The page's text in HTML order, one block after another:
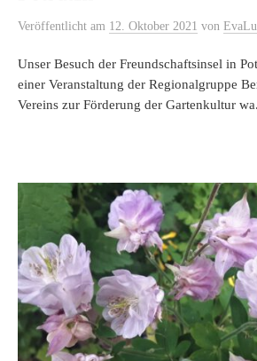
Veröffentlicht am 12. Oktober 2021 von
Unser Besuch der Freundschaftsinsel in
einer Veranstaltung der Regionalgruppe
Vereins zur Förderung der Gartenkultur